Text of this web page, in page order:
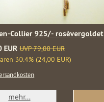
Collier 925/- rosèvergoldet
EUR UVP 79,00 EUR
30.4% (24,00 EUR)
mehr...